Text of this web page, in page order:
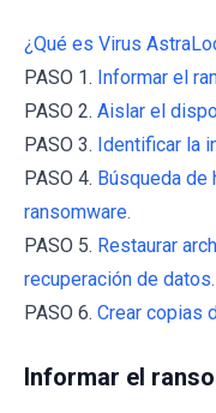
¿Qué es Virus
PASO 1. Informar el
PASO 2. Aislar el
PASO 3. Identificar la
PASO 4. Búsqueda de
ransomware.
PASO 5. Restaurar
recuperación de datos.
PASO 6. Crear copias
Informar el